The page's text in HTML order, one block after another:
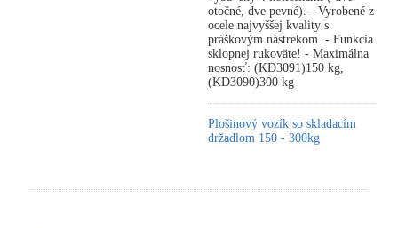
otočné, dve pevné). - Vyrobené z
ocele najvyššej kvality s
práškovým nástrekom. - Funkcia
sklopnej rukoväte! - Maximálna
nosnosť: (KD3091)150 kg,
(KD3090)300 kg
Plošinový vozík so skladacím
držadlom 150 - 300kg